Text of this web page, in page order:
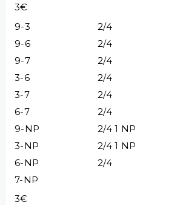
3€
9-3
2/4
9-6
2/4
9-7
2/4
3-6
2/4
3-7
2/4
6-7
2/4
9-NP
2/4 1 NP
3-NP
2/4 1 NP
6-NP
2/4
7-NP
3€